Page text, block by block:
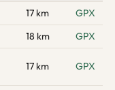
17 km
GPX
18 km
GPX
17 km GPX